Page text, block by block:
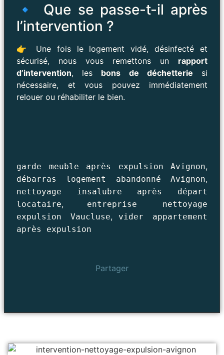
🔹 Que se passe-t-il après
l’intervention ?
👉 Une fois le logement vidé, désinfecté et
sécurisé, nous vous remettons un rapport
d’intervention, les bons de déchetterie si
nécessaire, et vous pouvez immédiatement
relouer ou réhabiliter le bien.
garde meuble après expulsion Avignon,
débarras logement abandonné Avignon,
nettoyage insalubre après départ
locataire,
entreprise nettoyage
expulsion Vaucluse, vider appartement
après expulsion
Partager